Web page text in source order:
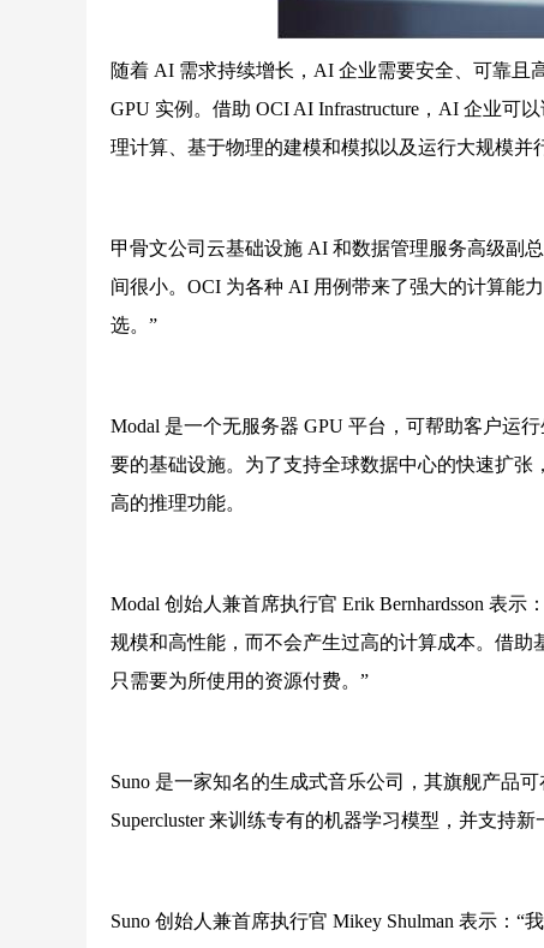
随着 AI 需求持续增长，AI 企业需要安全、可靠且
GPU 实例。借助 OCI AI Infrastructure，AI 企业可
理计算、基于物理的建模和模拟以及运行大规模并
甲骨文公司云基础设施 AI 和数据管理服务高级副
间很小。OCI 为各种 AI 用例带来了强大的计算能
选。”
Modal 是一个无服务器 GPU 平台，可帮助客户运
要的基础设施。为了支持全球数据中心的快速扩张
高的推理功能。
Modal 创始人兼首席执行官 Erik Bernhardsson 表
规模和高性能，而不会产生过高的计算成本。借助
只需要为所使用的资源付费。”
Suno 是一家知名的生成式音乐公司，其旗舰产品
Supercluster 来训练专有的机器学习模型，并支持
Suno 创始人兼首席执行官 Mikey Shulman 表示：“